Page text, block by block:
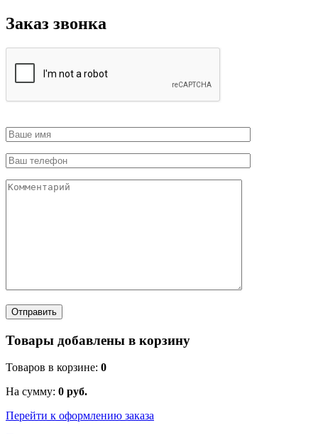
Заказ звонка
Товары добавлены в корзину
Товаров в корзине: 0
На сумму: 0 руб.
Перейти к оформлению заказа